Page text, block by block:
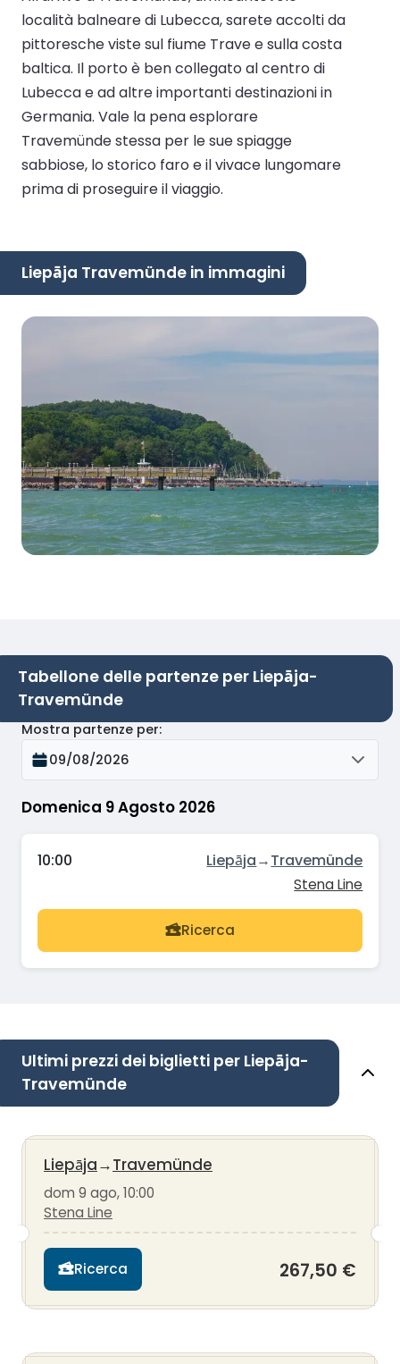
località balneare di Lubecca, sarete accolti da
pittoresche viste sul fiume Trave e sulla costa
baltica. Il porto è ben collegato al centro di
Lubecca e ad altre importanti destinazioni in
Germania. Vale la pena esplorare
Travemünde stessa per le sue spiagge
sabbiose, lo storico faro e il vivace lungomare
prima di proseguire il viaggio.
Liepāja Travemünde in immagini
Tabellone delle partenze per Liepāja-
Travemünde
Domenica 9 Agosto 2026
Mostra partenze per:
09/08/2026
10:00 Liepāja→Travemünde
Stena Line
Ricerca
Ultimi prezzi dei biglietti per Liepāja-
Travemünde
Liepāja→Travemünde
dom 9 ago, 10:00
Stena Line
Ricerca 267,50 €